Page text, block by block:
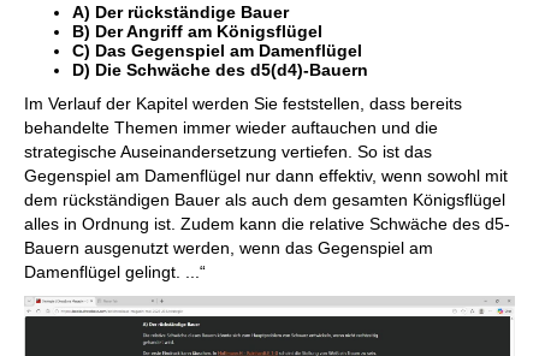
A) Der rückständige Bauer
B) Der Angriff am Königsflügel
C) Das Gegenspiel am Damenflügel
D) Die Schwäche des d5(d4)-Bauern
Im Verlauf der Kapitel werden Sie feststellen, dass bereits
behandelte Themen immer wieder auftauchen und die
strategische Auseinandersetzung vertiefen. So ist das
Gegenspiel am Damenflügel nur dann effektiv, wenn sowohl mit
dem rückständigen Bauer als auch dem gesamten Königsflügel
alles in Ordnung ist. Zudem kann die relative Schwäche des d5-
Bauern ausgenutzt werden, wenn das Gegenspiel am
Damenflügel gelingt. ...“